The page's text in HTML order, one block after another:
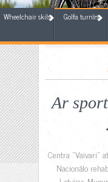
Wheelchair skils Golfa turnīrs
Ar
Centra "Vaivari"
Nacionālo